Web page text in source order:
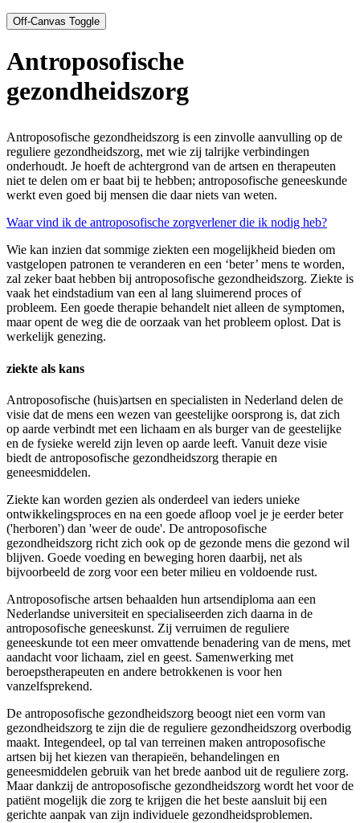
Off-Canvas Toggle
Antroposofische
gezondheidszorg
Antroposofische gezondheidszorg is een zinvolle aanvulling op de
reguliere gezondheidszorg, met wie zij talrijke verbindingen
onderhoudt. Je hoeft de achtergrond van de artsen en therapeuten
niet te delen om er baat bij te hebben; antroposofische geneeskunde
werkt even goed bij mensen die daar niets van weten.
Waar vind ik de antroposofische zorgverlener die ik nodig heb?
Wie kan inzien dat sommige ziekten een mogelijkheid bieden om
vastgelopen patronen te veranderen en een ‘beter’ mens te worden,
zal zeker baat hebben bij antroposofische gezondheidszorg. Ziekte is
vaak het eindstadium van een al lang sluimerend proces of
probleem. Een goede therapie behandelt niet alleen de symptomen,
maar opent de weg die de oorzaak van het probleem oplost. Dat is
werkelijk genezing.
ziekte als kans
Antroposofische (huis)artsen en specialisten in Nederland delen de
visie dat de mens een wezen van geestelijke oorsprong is, dat zich
op aarde verbindt met een lichaam en als burger van de geestelijke
en de fysieke wereld zijn leven op aarde leeft. Vanuit deze visie
biedt de antroposofische gezondheidszorg therapie en
geneesmiddelen.
Ziekte kan worden gezien als onderdeel van ieders unieke
ontwikkelingsproces en na een goede afloop voel je je eerder beter
('herboren') dan 'weer de oude'. De antroposofische
gezondheidszorg richt zich ook op de gezonde mens die gezond wil
blijven. Goede voeding en beweging horen daarbij, net als
bijvoorbeeld de zorg voor een beter milieu en voldoende rust.
Antroposofische artsen behaalden hun artsendiploma aan een
Nederlandse universiteit en specialiseerden zich daarna in de
antroposofische geneeskunst. Zij verruimen de reguliere
geneeskunde tot een meer omvattende benadering van de mens, met
aandacht voor lichaam, ziel en geest. Samenwerking met
beroepstherapeuten en andere betrokkenen is voor hen
vanzelfsprekend.
De antroposofische gezondheidszorg beoogt niet een vorm van
gezondheidszorg te zijn die de reguliere gezondheidszorg overbodig
maakt. Integendeel, op tal van terreinen maken antroposofische
artsen bij het kiezen van therapieën, behandelingen en
geneesmiddelen gebruik van het brede aanbod uit de reguliere zorg.
Maar dankzij de antroposofische gezondheidszorg wordt het voor de
patiënt mogelijk die zorg te krijgen die het beste aansluit bij een
gerichte aanpak van zijn individuele gezondheidsproblemen.